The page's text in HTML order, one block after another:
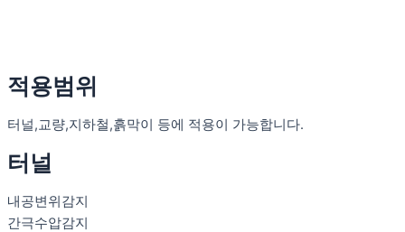
적용범위
터널,교량,지하철,흙막이 등에 적용이 가능합니다.
터널
내공변위감지
간극수압감지